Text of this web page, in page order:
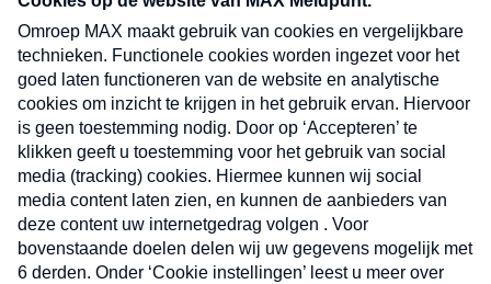
CONTACT
Volg ons op
X